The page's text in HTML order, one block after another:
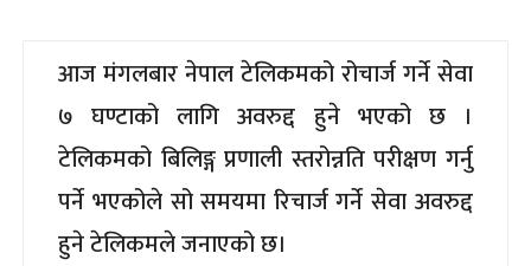
आज मंगलबार नेपाल टेलिकमको रोचार्ज गर्ने सेवा
७ घण्टाको लागि अवरुद्द हुने भएको छ ।
टेलिकमको बिलिङ्ग प्रणाली स्तरोन्नति परीक्षण गर्नु
पर्ने भएकोले सो समयमा रिचार्ज गर्ने सेवा अवरुद्द
हुने टेलिकमले जनाएको छ।